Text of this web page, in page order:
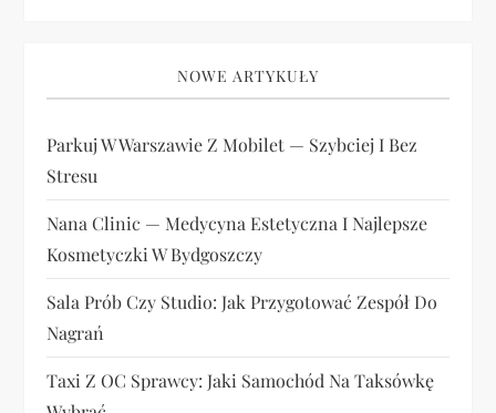
NOWE ARTYKUŁY
Parkuj W Warszawie Z Mobilet — Szybciej I Bez
Stresu
Nana Clinic — Medycyna Estetyczna I Najlepsze
Kosmetyczki W Bydgoszczy
Sala Prób Czy Studio: Jak Przygotować Zespół Do
Nagrań
Taxi Z OC Sprawcy: Jaki Samochód Na Taksówkę